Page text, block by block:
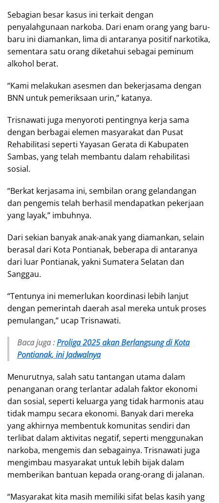
Sebagian besar kasus ini terkait dengan
penyalahgunaan narkoba. Dari enam orang yang baru-
baru ini diamankan, lima di antaranya positif narkotika,
sementara satu orang diketahui sebagai peminum
alkohol berat.
“Kami melakukan asesmen dan bekerjasama dengan
BNN untuk pemeriksaan urin,” katanya.
Trisnawati juga menyoroti pentingnya kerja sama
dengan berbagai elemen masyarakat dan Pusat
Rehabilitasi seperti Yayasan Gerata di Kabupaten
Sambas, yang telah membantu dalam rehabilitasi
sosial.
“Berkat kerjasama ini, sembilan orang gelandangan
dan pengemis telah berhasil mendapatkan pekerjaan
yang layak,” imbuhnya.
Dari sekian banyak anak-anak yang diamankan, selain
berasal dari Kota Pontianak, beberapa di antaranya
dari luar Pontianak, yakni Sumatera Selatan dan
Sanggau.
“Tentunya ini memerlukan koordinasi lebih lanjut
dengan pemerintah daerah asal mereka untuk proses
pemulangan,” ucap Trisnawati.
Baca juga :Proliga 2025 akan Berlangsung di Kota
Pontianak, ini Jadwalnya
Menurutnya, salah satu tantangan utama dalam
penanganan orang terlantar adalah faktor ekonomi
dan sosial, seperti keluarga yang tidak harmonis atau
tidak mampu secara ekonomi. Banyak dari mereka
yang akhirnya membentuk komunitas sendiri dan
terlibat dalam aktivitas negatif, seperti menggunakan
narkoba, mengemis dan sebagainya. Trisnawati juga
mengimbau masyarakat untuk lebih bijak dalam
memberikan bantuan kepada orang-orang di jalanan.
“Masyarakat kita masih memiliki sifat belas kasih yang